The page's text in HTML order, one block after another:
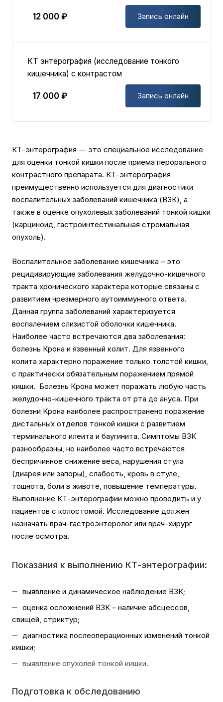
12 000 ₽ Запись онлайн
КТ энтерография (исследование тонкого
кишечника) с контрастом
17 000 ₽ Запись онлайн
КТ-энтерография — это специальное исследование
для оценки тонкой кишки после приема перорального
контрастного препарата. КТ-энтерография
преимущественно используется для диагностики
воспалительных заболеваний кишечника (ВЗК), а
также в оценке опухолевых заболеваний тонкой кишки
(карциноид, гастроинтестинальная стромальная
опухоль).
Воспалительное заболевание кишечника – это
рецидивирующие заболевания желудочно-кишечного
тракта хронического характера которые связаны с
развитием чрезмерного аутоиммунного ответа.
Данная группа заболеваний характеризуется
воспалением слизистой оболочки кишечника.
Наиболее часто встречаются два заболевания:
болезнь Крона и язвенный колит. Для язвенного
колита характерно поражение только толстой кишки,
с практически обязательным поражением прямой
кишки. Болезнь Крона может поражать любую часть
желудочно-кишечного тракта от рта до ануса. При
болезни Крона наиболее распространено поражение
дистальных отделов тонкой кишки с развитием
терминального илеита и баугинита. Симптомы ВЗК
разнообразны, но наиболее часто встречаются
беспричинное снижение веса, нарушения стула
(диарея или запоры), слабость, кровь в стуле,
тошнота, боли в животе, повышение температуры.
Выполнение КТ-энтерографии можно проводить и у
пациентов с колостомой. Исследование должен
назначать врач-гастроэнтеролог или врач-хирург
после осмотра.
Показания к выполнению КТ-энтерографии:
выявление и динамическое наблюдение ВЗК;
оценка осложнений ВЗК – наличие абсцессов,
свищей, стриктур;
диагностика послеоперационных изменений тонкой
кишки;
выявление опухолей тонкой кишки.
Подготовка к обследованию